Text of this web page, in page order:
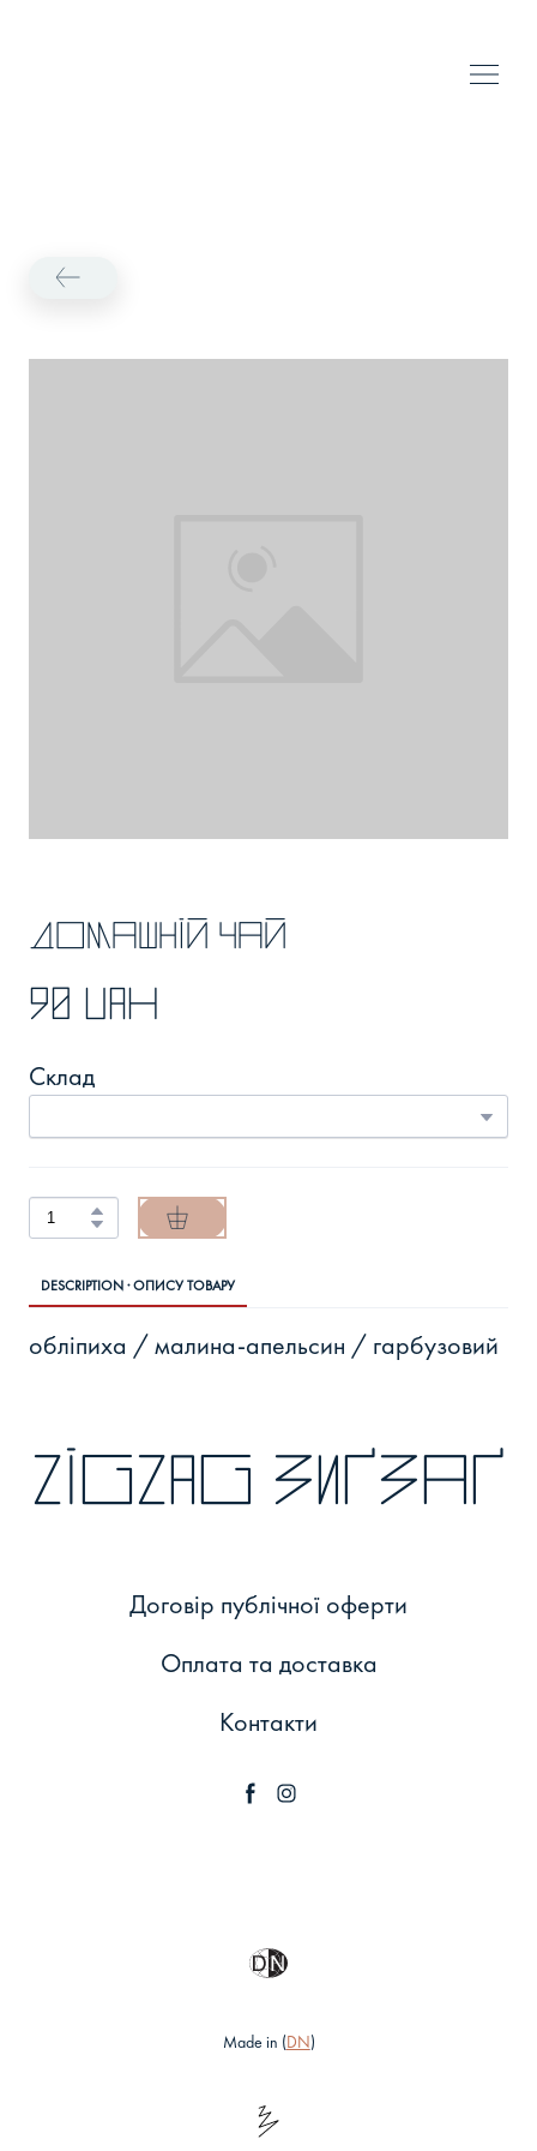
Домашній чай
90 UAH
Склад
DESCRIPTION · ОПИСУ ТОВАРУ
обліпиха / малина-апельсин / гарбузовий
zigzag зиґзаґ
Договір публічної оферти
Оплата та доставка
Контакти
Made in (DN)